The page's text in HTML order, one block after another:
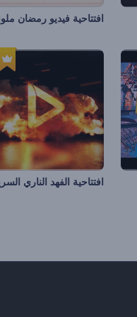
افتتاحية فيديو رمضان
افتتاحية الفهد الناري